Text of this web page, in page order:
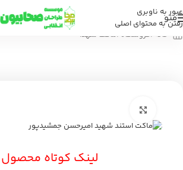
عبور به ناوبری
رفتن به محتوای اصلی
منو
خانه /فروشگاه /ماکت شهدا
لینک کوتاه محصول